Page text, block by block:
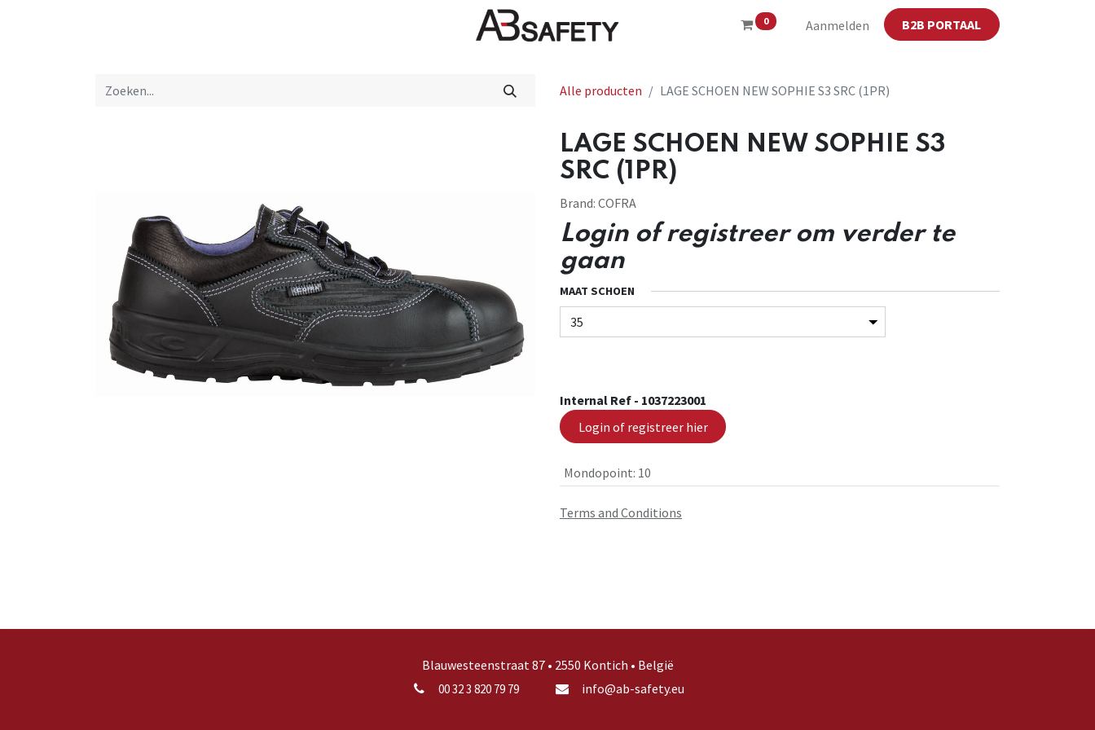
0 Aanmelden B2B PORTAAL
Winkel CE
Alle producten LAGE SCHOEN NEW SOPHIE S3 SRC (1PR)
LAGE SCHOEN NEW SOPHIE S3
SRC (1PR)
Brand: COFRA
Login of registreer om verder te
gaan
MAAT SCHOEN
Internal Ref - 1037223001
Login of registreer hier
Mondopoint: 10
Terms and Conditions
Blauwesteenstraat 87 • 2550 Kontich • België
00 32 3 820 79 79 info@ab-safety.eu